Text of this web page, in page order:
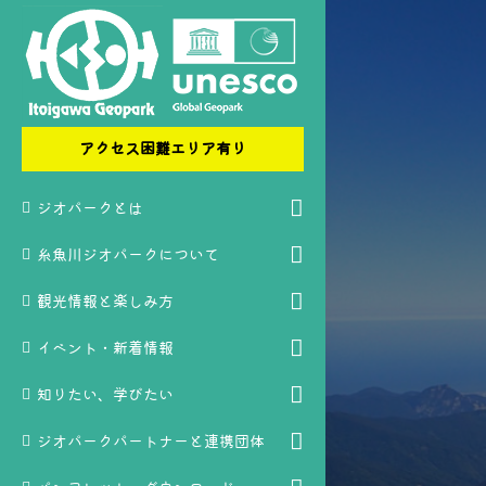
アクセス困難エリア有り
ジオパークとは
糸魚川ジオパークについて
観光情報と楽しみ方
イベント・新着情報
知りたい、学びたい
ジオパークパートナーと連携団体